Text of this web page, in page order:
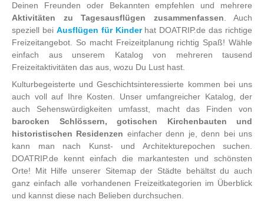
Deinen Freunden oder Bekannten empfehlen und mehrere
Aktivitäten zu Tagesausflügen zusammenfassen . Auch
speziell bei Ausflügen für Kinderhat DOATRIP.de das richtige
Freizeitangebot. So macht Freizeitplanung richtig Spaß! Wähle
einfach aus unserem Katalog von mehreren tausend
Freizeitaktivitäten das aus, wozu Du Lust hast.
Kulturbegeisterte und Geschichtsinteressierte kommen bei uns
auch voll auf Ihre Kosten. Unser umfangreicher Katalog, der
auch Sehenswürdigkeiten umfasst, macht das Finden von
barocken Schlössern, gotischen Kirchenbauten und
historistischen Residenzen einfacher denn je, denn bei uns
kann man nach Kunst- und Architekturepochen suchen.
DOATRIP.de kennt einfach die markantesten und schönsten
Orte! Mit Hilfe unserer Sitemap der Städte behältst du auch
ganz einfach alle vorhandenen Freizeitkategorien im Überblick
und kannst diese nach Belieben durchsuchen.